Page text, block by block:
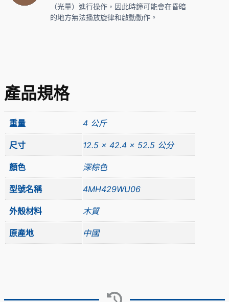
（光量）進行操作，因此時鐘可能會在昏暗
的地方無法播放旋律和啟動動作。
產品規格
重量 4 公斤
尺寸 12.5 × 42.4 × 52.5 公分
顏色 深棕色
型號名稱 4MH429WU06
外殼材料 木質
原產地 中國